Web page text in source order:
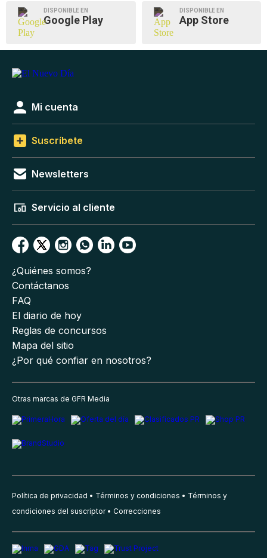
DISPONIBLE EN
Google Play
DISPONIBLE EN
App Store
Mi cuenta
Suscríbete
Newsletters
Servicio al cliente
¿Quiénes somos?
Contáctanos
FAQ
El diario de hoy
Reglas de concursos
Mapa del sitio
¿Por qué confiar en nosotros?
Otras marcas de GFR Media
Política de privacidad Términos y condiciones
Términos y
condiciones del suscriptor
Correcciones